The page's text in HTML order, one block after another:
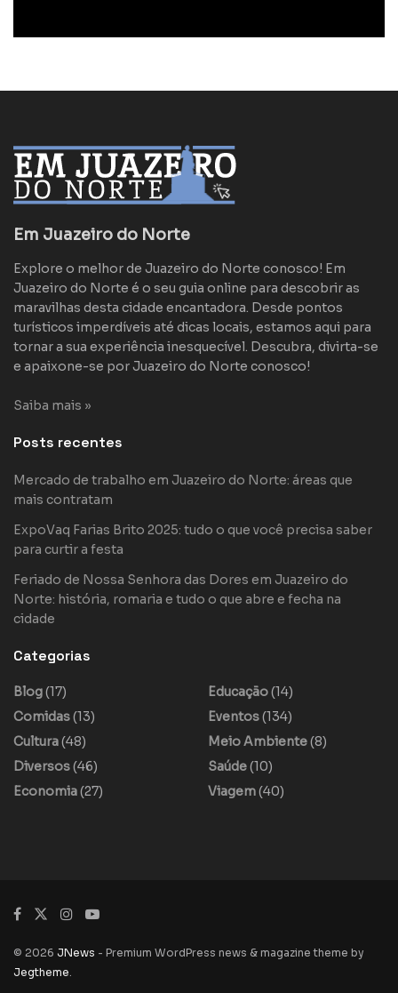
Em Juazeiro do Norte
Explore o melhor de Juazeiro do Norte conosco! Em
Juazeiro do Norte é o seu guia online para descobrir as
maravilhas desta cidade encantadora. Desde pontos
turísticos imperdíveis até dicas locais, estamos aqui para
tornar a sua experiência inesquecível. Descubra, divirta-se
e apaixone-se por Juazeiro do Norte conosco!
Saiba mais »
Posts recentes
Mercado de trabalho em Juazeiro do Norte: áreas que
mais contratam
ExpoVaq Farias Brito 2025: tudo o que você precisa saber
para curtir a festa
Feriado de Nossa Senhora das Dores em Juazeiro do
Norte: história, romaria e tudo o que abre e fecha na
cidade
Categorias
Blog(17)
Comidas(13)
Cultura(48)
Diversos(46)
Economia(27)
Educação(14)
Eventos(134)
Meio Ambiente(8)
Saúde(10)
Viagem(40)
© 2026 JNews - Premium WordPress news & magazine theme by
Jegtheme.